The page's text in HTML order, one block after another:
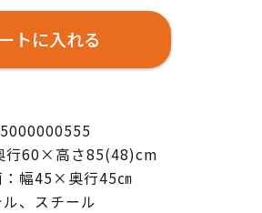
トに入れる
行60×高さ85(48)cm
：幅45×奥行45㎝
、スチール